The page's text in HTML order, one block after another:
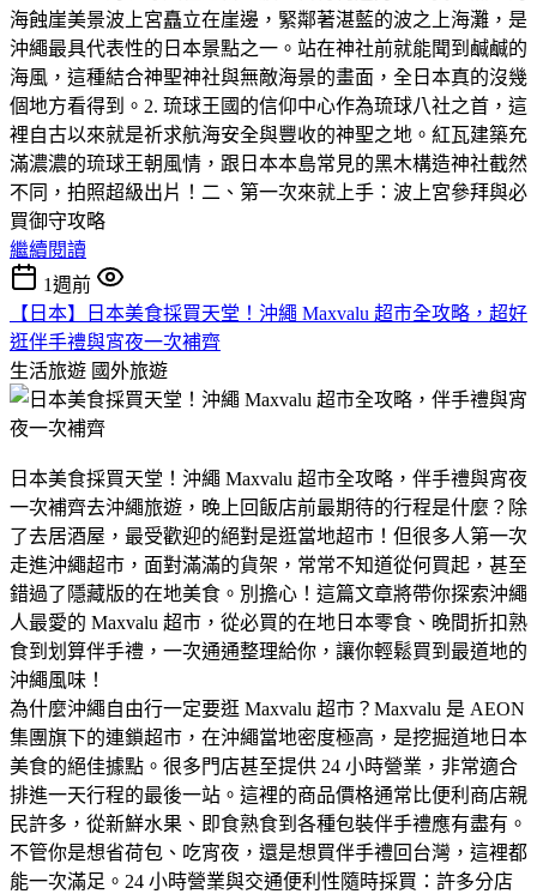
海蝕崖美景​波上宮矗立在崖邊，緊鄰著湛藍的波之上海灘，是
沖繩最具代表性的日本景點之一。站在神社前就能聞到鹹鹹的
海風，這種結合神聖神社與無敵海景的畫面，全日本真的沒幾
個地方看得到。​2. 琉球王國的信仰中心​作為琉球八社之首，這
裡自古以來就是祈求航海安全與豐收的神聖之地。紅瓦建築充
滿濃濃的琉球王朝風情，跟日本本島常見的黑木構造神社截然
不同，拍照超級出片！​二、第一次來就上手：波上宮參拜與必
買御守攻略
繼續閱讀
1週前
【日本】日本美食採買天堂！沖繩 Maxvalu 超市全攻略，超好
逛伴手禮與宵夜一次補齊
生活旅遊 國外旅遊
日本美食採買天堂！沖繩 Maxvalu 超市全攻略，伴手禮與宵夜
一次補齊​去沖繩旅遊，晚上回飯店前最期待的行程是什麼？除
了去居酒屋，最受歡迎的絕對是逛當地超市！但很多人第一次
走進沖繩超市，面對滿滿的貨架，常常不知道從何買起，甚至
錯過了隱藏版的在地美食。​別擔心！這篇文章將帶你探索沖繩
人最愛的 Maxvalu 超市，從必買的在地日本零食、晚間折扣熟
食到划算伴手禮，一次通通整理給你，讓你輕鬆買到最道地的
沖繩風味！
​為什麼沖繩自由行一定要逛 Maxvalu 超市？​Maxvalu 是 AEON
集團旗下的連鎖超市，在沖繩當地密度極高，是挖掘道地日本
美食的絕佳據點。很多門店甚至提供 24 小時營業，非常適合
排進一天行程的最後一站。​這裡的商品價格通常比便利商店親
民許多，從新鮮水果、即食熟食到各種包裝伴手禮應有盡有。
不管你是想省荷包、吃宵夜，還是想買伴手禮回台灣，這裡都
能一次滿足。​24 小時營業與交通便利性​隨時採買：許多分店